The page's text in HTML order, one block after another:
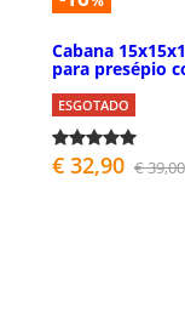
Cabana
para presépio
ESGOTADO
€ 32,90 € 39,00